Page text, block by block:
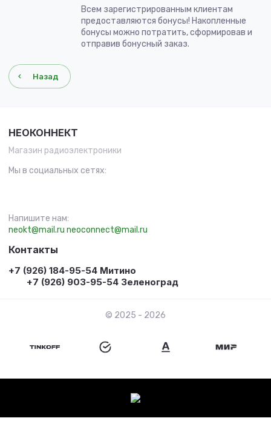
Всем зарегистрированным клиентам
предоставляются бонусы! Накопленные
бонусы можно потратить, сформировав и
отправив бонусный заказ.
Назад
НЕОКОННЕКТ
Магазин радиоэлектроники
Мы в социальных сетях:
Напишите нам:
neokt@mail.ru neoconnect@mail.ru
Контакты
+7 (926) 184-95-54 Митино
+7 (926) 903-95-54 Зеленоград
© 2025 - 2026